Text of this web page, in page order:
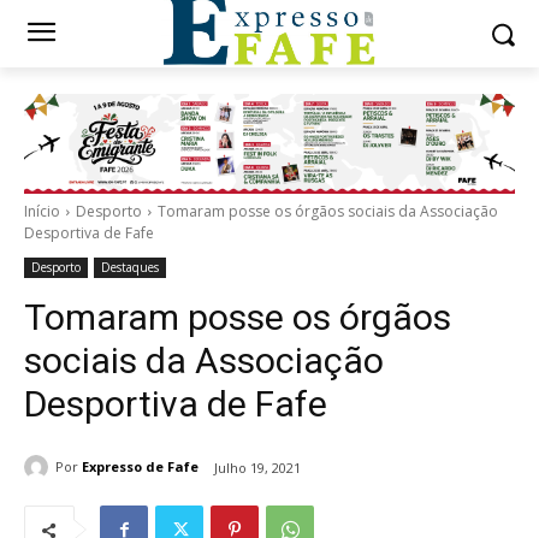
Início Desporto
Tomaram posse os órgãos sociais da Associação
Desportiva de Fafe
Desporto Destaques
Tomaram posse os órgãos
sociais da Associação
Desportiva de Fafe
Por Expresso de Fafe Julho 19, 2021